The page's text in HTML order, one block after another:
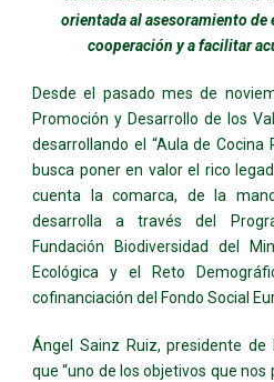
orientada al asesoramiento de
cooperación y a facilitar
Desde el pasado mes de
Promoción y Desarrollo de los
desarrollando el “Aula de Cocina
busca poner en valor el rico
cuenta la comarca, de la
desarrolla a través del
Fundación Biodiversidad del
Ecológica y el Reto
cofinanciación del Fondo Social
Ángel Sainz Ruiz, presidente de
que “uno de los objetivos que